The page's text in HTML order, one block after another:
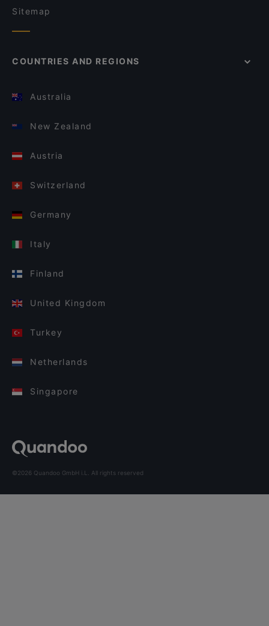
Sitemap
COUNTRIES AND REGIONS
Australia
New Zealand
Austria
Switzerland
Germany
Italy
Finland
United Kingdom
Turkey
Netherlands
Singapore
©2026 Quandoo GmbH i.L. All rights reserved